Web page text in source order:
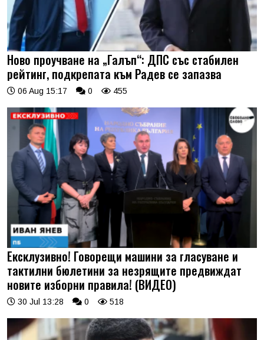
Ново проучване на „Галъп“: ДПС със стабилен
рейтинг, подкрепата към Радев се запазва
06 Aug 15:17 0 455
Ексклузивно! Говорещи машини за гласуване и
тактилни бюлетини за незрящите предвиждат
новите изборни правила! (ВИДЕО)
30 Jul 13:28 0 518